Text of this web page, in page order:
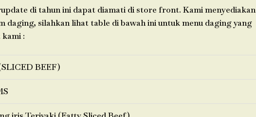
di tahun ini dapat diamati di store front. Kami menyediakan
daging, silahkan lihat table di bawah ini untuk menu daging yang
:
BEEF)